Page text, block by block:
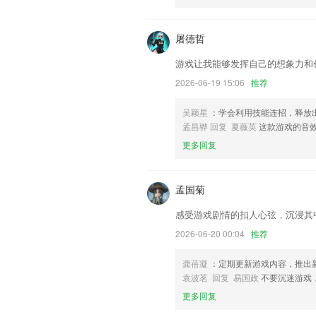
默认收款方式增加微信支付宝现金；
作者主页改版
增加商家试用体验功能;
联系我们
以上就是pk10助赢的介绍，如果您喜欢
我们更好的对产品进行优化修改。
屠德哲
游戏让我能够发挥自己的想象力和
2026-06-19 15:06 推荐
吴颖星 ：学会利用技能连招，释放
孟昌骅 回复 夏薇英这款游戏的音
更多回复
孟国菊
感受游戏剧情的扣人心弦，沉浸其
2026-06-20 00:04 推荐
龚蓓凝 ：定期更新游戏内容，推
袁波茗 回复 易国政 不要沉迷游戏
更多回复